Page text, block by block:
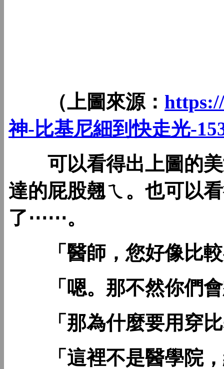
（上圖來源：
神-比基尼細到快走光-
可以看得出上圖的美
達的屁股翹ㄟ。也可以
了⋯⋯。
「醫師，您好像比較
「嗯。那不然你們會
「那為什麼要用穿比
「這裡不是醫學院，